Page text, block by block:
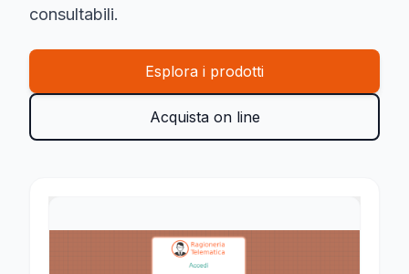
consultabili.
Esplora i prodotti
Acquista on line